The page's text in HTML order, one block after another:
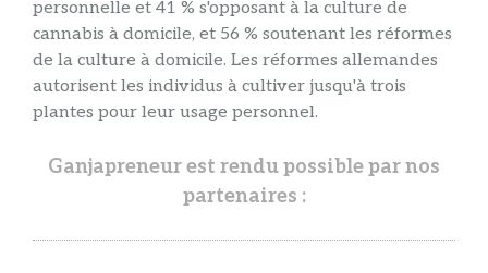
personnelle et 41 % s'opposant à la culture de
cannabis à domicile, et 56 % soutenant les réformes
de la culture à domicile. Les réformes allemandes
autorisent les individus à cultiver jusqu'à trois
plantes pour leur usage personnel.
Ganjapreneur est rendu possible par nos
partenaires :